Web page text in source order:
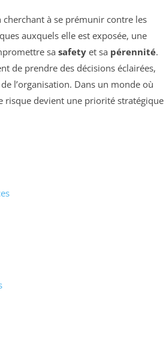
à se prémunir contre les
auxquels elle est exposée, une
sa safety et sa pérennité.
de prendre des décisions éclairées,
l’organisation. Dans un monde où
risque devient une priorité stratégique